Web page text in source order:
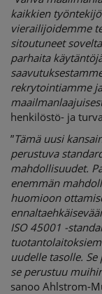
kaikkien
vierailijoidemme
sitoutuneet
parhaita
rekrytointiamme
henkilöstö- ja
”Tämä uusi
perustuva
mahdollisuudet.
enemmän
huomioon
ISO 45001 -
uudelle tasolle.
se perustuu
sanoo Ahlstrom-